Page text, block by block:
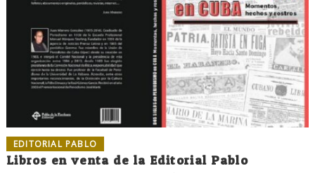
EDITORIAL PABLO
Libros en venta de la Editorial Pablo